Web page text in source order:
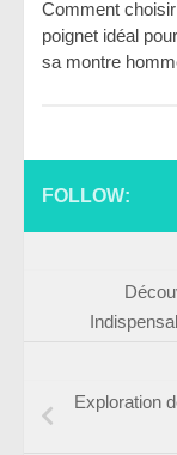
Comment
poignet idéal
sa montre
FOLLOW:
Exploration